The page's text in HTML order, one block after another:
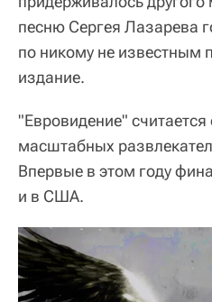
песню Сергея Лазарева
по никому не известным
издание.
"Евровидение"
масштабных
Впервые в этом году
и в США.